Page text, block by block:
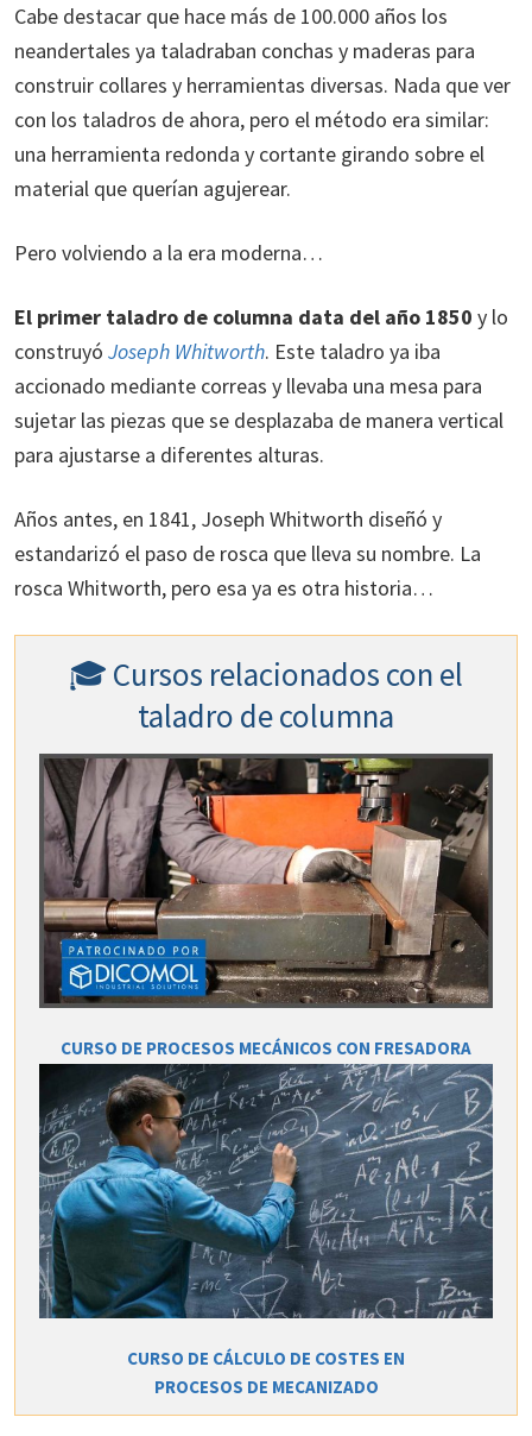
Cabe destacar que hace más de 100.000 años los
neandertales ya taladraban conchas y maderas para
construir collares y herramientas diversas. Nada que ver
con los taladros de ahora, pero el método era similar:
una herramienta redonda y cortante girando sobre el
material que querían agujerear.
Pero volviendo a la era moderna…
El primer taladro de columna data del año 1850 y lo
construyó Joseph Whitworth. Este taladro ya iba
accionado mediante correas y llevaba una mesa para
sujetar las piezas que se desplazaba de manera vertical
para ajustarse a diferentes alturas.
Años antes, en 1841, Joseph Whitworth diseñó y
estandarizó el paso de rosca que lleva su nombre. La
rosca Whitworth, pero esa ya es otra historia…
🎓 Cursos relacionados con el
taladro de columna
CURSO DE PROCESOS MECÁNICOS CON FRESADORA
CURSO DE CÁLCULO DE COSTES EN
PROCESOS DE MECANIZADO